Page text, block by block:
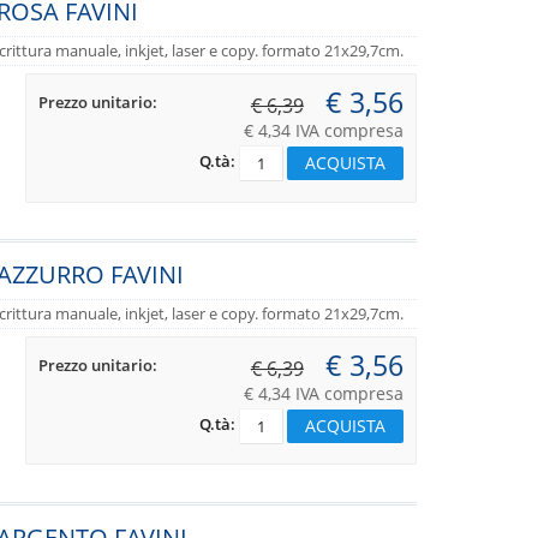
FAVINI
manuale, inkjet, laser e copy. formato 21x29,7cm.
Prezzo unitario: € 6,39 € 3,56
€ 4,34 IVA compresa
Q.tà:
FAVINI
manuale, inkjet, laser e copy. formato 21x29,7cm.
Prezzo unitario: € 6,39 € 3,56
€ 4,34 IVA compresa
Q.tà: